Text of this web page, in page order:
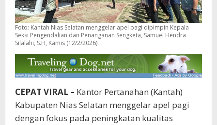
Foto: Kantah Nias Selatan menggelar apel pagi dipimpin Kepala
Seksi Pengendalian dan Penanganan Sengketa, Samuel Hendra
Silalahi, S.H, Kamis (12/2/2026).
CEPAT VIRAL – Kantor Pertanahan (Kantah)
Kabupaten Nias Selatan menggelar apel pagi
dengan fokus pada peningkatan kualitas